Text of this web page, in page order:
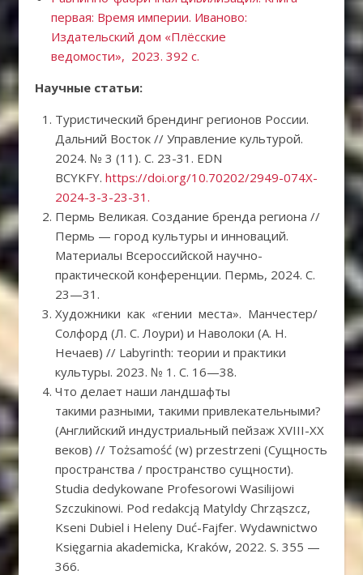
первая: Время империи. Иваново:
Издательский дом «Плёсские
ведомости», 2023. 392 с.
Научные статьи:
Туристический брендинг регионов России.
Дальний Восток // Управление культурой.
2024. № 3 (11). С. 23-31. EDN
BCYKFY. https://doi.org/10.70202/2949-074X-
2024-3-3-23-31.
Пермь Великая. Создание бренда региона //
Пермь — город культуры и инноваций.
Материалы Всероссийской научно-
практической конференции. Пермь, 2024. С.
23—31.
Художники как «гении места». Манчестер/
Солфорд (Л. С. Лоури) и Наволоки (А. Н.
Нечаев) // Labyrinth: теории и практики
культуры. 2023. № 1. С. 16—38.
Что делает наши ландшафты
такими разными, такими привлекательными?
(Английский индустриальный пейзаж XVIII-XX
веков) // Tożsamość (w) przestrzeni (Сущность
пространства / пространство сущности).
Studia dedykowane Profesorowi Wasilijowi
Szczukinowi. Pod redakcją Matyldy Chrząszcz,
Kseni Dubiel i Heleny Duć-Fajfer. Wydawnictwo
Księgarnia akademicka, Kraków, 2022. S. 355 —
366.